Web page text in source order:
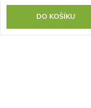
DO KOŠÍKU